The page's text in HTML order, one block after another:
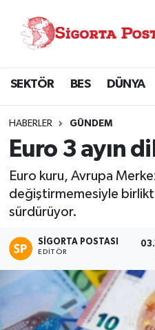
SEKTÖR BES DÜNYA
HABERLER GÜNDEM
Euro 3 ayın
Euro kuru, Avrupa
değiştirmemesiyle
sürdürüyor.
SIGORTA POSTASI
EDITÖR
Nöbetçi Eczaneler
Hava Durumu
Namaz Vakitleri
Trafik Durumu
Süper Lig Puan
Haber Arşivi